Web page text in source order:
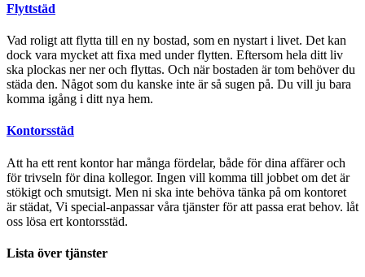
Flyttstäd
Vad roligt att flytta till en ny bostad, som en nystart i livet. Det kan
dock vara mycket att fixa med under flytten. Eftersom hela ditt liv
ska plockas ner ner och flyttas. Och när bostaden är tom behöver du
städa den. Något som du kanske inte är så sugen på. Du vill ju bara
komma igång i ditt nya hem.
Kontorsstäd
Att ha ett rent kontor har många fördelar, både för dina affärer och
för trivseln för dina kollegor. Ingen vill komma till jobbet om det är
stökigt och smutsigt. Men ni ska inte behöva tänka på om kontoret
är städat, Vi special-anpassar våra tjänster för att passa erat behov. låt
oss lösa ert kontorsstäd.
Lista över tjänster